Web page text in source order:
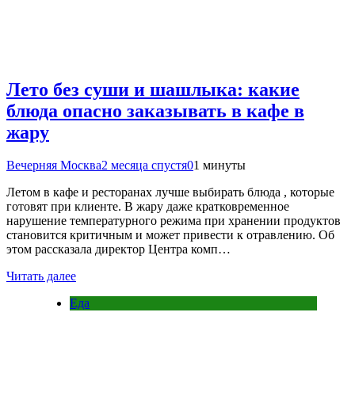
Лето без суши и шашлыка: какие
блюда опасно заказывать в кафе в
жару
Вечерняя Москва2 месяца спустя01 минуты
Летом в кафе и ресторанах лучше выбирать блюда , которые
готовят при клиенте. В жару даже кратковременное
нарушение температурного режима при хранении продуктов
становится критичным и может привести к отравлению. Об
этом рассказала директор Центра комп…
Читать далее
Еда